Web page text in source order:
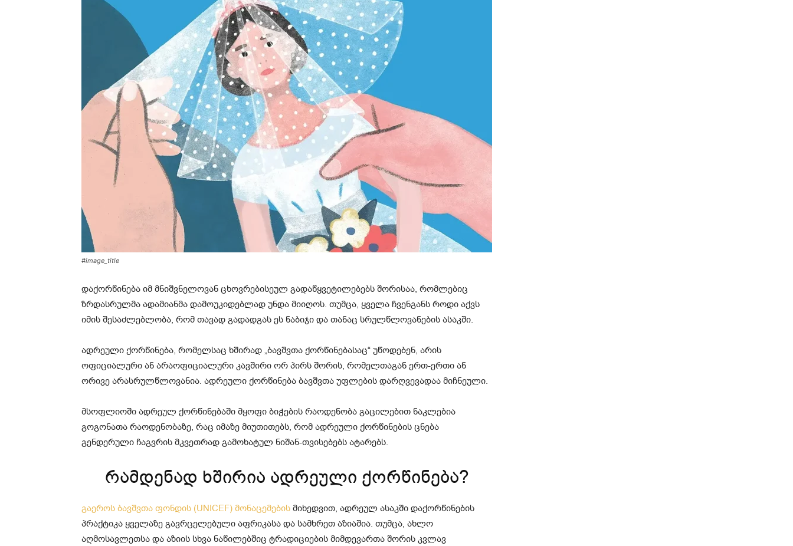
#image_title
დაქორწინება იმ მნიშვნელოვან ცხოვრებისეულ გადაწყვეტილებებს შორისაა, რომლებიც
ზრდასრულმა ადამიანმა დამოუკიდებლად უნდა მიიღოს. თუმცა, ყველა ჩვენგანს როდი აქვს
იმის შესაძლებლობა, რომ თავად გადადგას ეს ნაბიჯი და თანაც სრულწლოვანების ასაკში.
ადრეული ქორწინება, რომელსაც ხშირად „ბავშვთა ქორწინებასაც“ უწოდებენ, არის
ოფიციალური ან არაოფიციალური კავშირი ორ პირს შორის, რომელთაგან ერთ-ერთი ან
ორივე არასრულწლოვანია. ადრეული ქორწინება ბავშვთა უფლების დარღვევადაა მიჩნეული.
მსოფლიოში ადრეულ ქორწინებაში მყოფი ბიჭების რაოდენობა გაცილებით ნაკლებია
გოგონათა რაოდენობაზე, რაც იმაზე მიუთითებს, რომ ადრეული ქორწინების ცნება
გენდერული ჩაგვრის მკვეთრად გამოხატულ ნიშან-თვისებებს ატარებს.
რამდენად ხშირია ადრეული ქორწინება?
გაეროს ბავშვთა ფონდის (UNICEF) მონაცემების მიხედვით, ადრეულ ასაკში დაქორწინების
პრაქტიკა ყველაზე გავრცელებული აფრიკასა და სამხრეთ აზიაშია. თუმცა, ახლო
აღმოსავლეთსა და აზიის სხვა ნაწილებშიც ტრადიციების მიმდევართა შორის კვლავ